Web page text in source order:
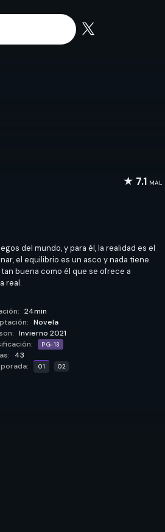
★ 7.1 MAL
del mundo, y para él, la realidad es el
el equilibrio es un asco y nada tiene
buena como él que se ofrece a
real.
24min
Novela
Invierno 2021
PG-13
43
01 02